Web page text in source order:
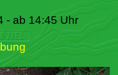
- ab 14:45 Uhr